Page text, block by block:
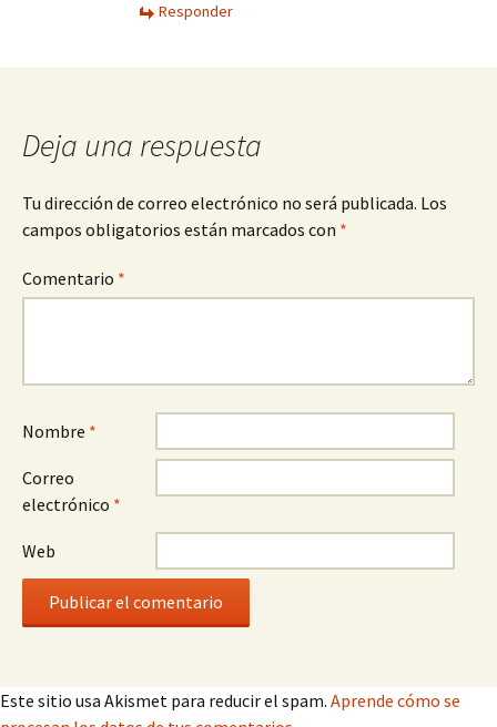
Responder
Deja una respuesta
Tu dirección de correo electrónico no será publicada. Los
campos obligatorios están marcados con *
Comentario *
Nombre *
Correo
electrónico *
Web
Este sitio usa Akismet para reducir el spam. Aprende cómo se